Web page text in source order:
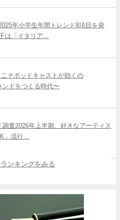
年小学生年間トレンド8項目を発
は「イタリア...
そポッドキャストが効くの
ンドをつくる時代〜
査2026年上半期、好きなアーティス
」流行...
ンキングをみる